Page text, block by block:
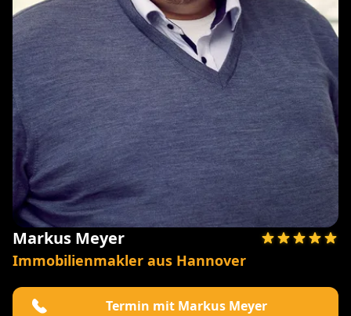
Markus Meyer
Immobilienmakler aus Hannover
Termin mit Markus Meyer